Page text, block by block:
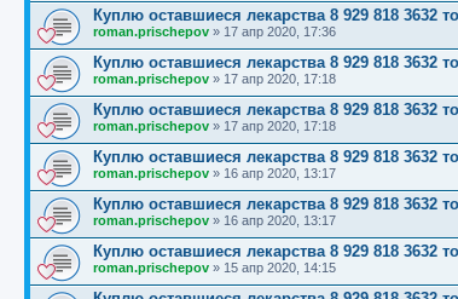
Куплю оставшиеся лекарства 8 929 818
roman.prischepov » 17 апр 2020, 17:36
Куплю оставшиеся лекарства 8 929 818
roman.prischepov » 17 апр 2020, 17:18
Куплю оставшиеся лекарства 8 929 818
roman.prischepov » 17 апр 2020, 17:18
Куплю оставшиеся лекарства 8 929 818
roman.prischepov » 16 апр 2020, 13:17
Куплю оставшиеся лекарства 8 929 818
roman.prischepov » 16 апр 2020, 13:17
Куплю оставшиеся лекарства 8 929 818
roman.prischepov » 15 апр 2020, 14:15